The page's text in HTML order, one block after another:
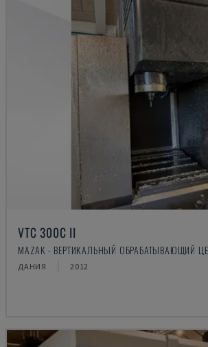
VTC 300C II
MAZAK - ВЕРТИКАЛЬНЫЙ ОБРАБАТЫВАЮЩИЙ
ДАНИЯ 2012